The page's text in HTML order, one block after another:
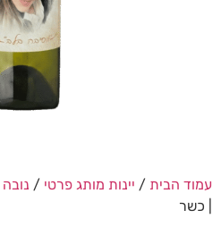
עמוד הבית / יינות מותג פרטי / נובה
| כשר